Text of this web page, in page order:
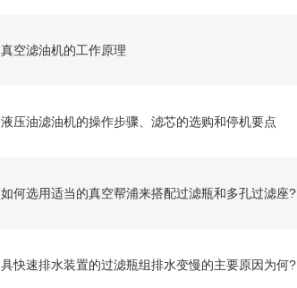
真空滤油机的工作原理
液压油滤油机的操作步骤、滤芯的选购和停机要点
如何选用适当的真空帮浦来搭配过滤瓶和多孔过滤座?
具快速排水装置的过滤瓶组排水变慢的主要原因为何?